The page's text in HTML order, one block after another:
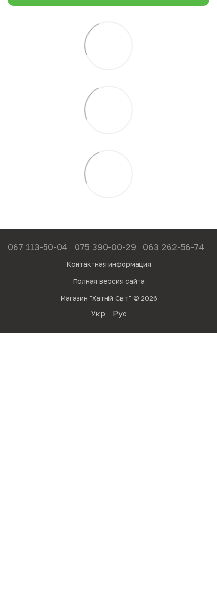
067 113-50-04 075 390-00-29 063 262-56-74
Контактная информация
Полная версия сайта
Магазин "Хатній Світ" © 2026
Укр Рус